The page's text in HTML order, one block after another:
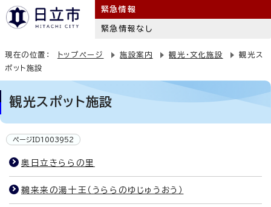
緊急情報
緊急情報なし
現在の位置： トップページ 施設案内 観光・文化施設
観光ス
ポット施設
観光スポット施設
ページID1003952
奥日立きららの里
鵜来来の湯十王（うららのゆじゅうおう）